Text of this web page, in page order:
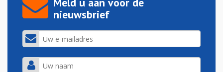
nieuwsbrief